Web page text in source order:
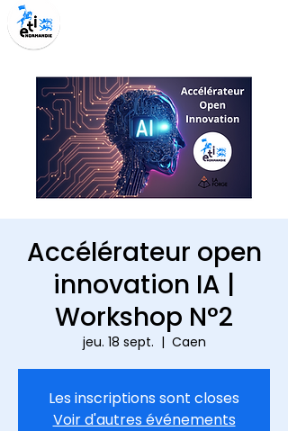
Accélérateur open
innovation IA |
Workshop N°2
jeu. 18 sept.
  |
Caen
Les inscriptions sont closes
Voir d'autres événements